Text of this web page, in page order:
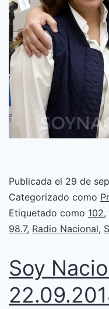
Publicada el 29 de
Categorizado como
Etiquetado como 102,
98.7, Radio Nacional,
Soy